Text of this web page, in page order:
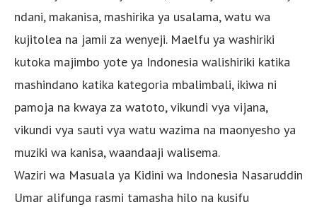
ndani, makanisa, mashirika ya usalama, watu wa
kujitolea na jamii za wenyeji. Maelfu ya washiriki
kutoka majimbo yote ya Indonesia walishiriki katika
mashindano katika kategoria mbalimbali, ikiwa ni
pamoja na kwaya za watoto, vikundi vya vijana,
vikundi vya sauti vya watu wazima na maonyesho ya
muziki wa kanisa, waandaaji walisema.
Waziri wa Masuala ya Kidini wa Indonesia Nasaruddin
Umar alifunga rasmi tamasha hilo na kusifu